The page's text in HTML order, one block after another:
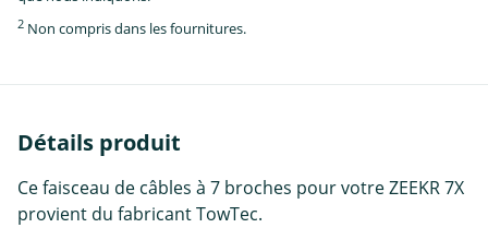
2 Non compris dans les fournitures.
Détails produit
Ce faisceau de câbles à 7 broches pour votre ZEEKR 7X
provient du fabricant TowTec.